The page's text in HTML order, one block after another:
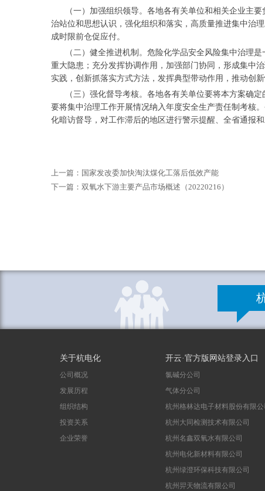
（一）加强组织领导。各地各有关单位和相关企业主要
治站位和思想认识，强化组织和落实，高质量推进集中治
成时限前仓促应付。
（二）健全推进机制。危险化学品安全风险集中治理是
重大隐患；充分发挥协调作用，加强部门协同，形成集中
实践，创新抓落实方式方法，发挥典型带动作用，推动创
（三）强化督导考核。各地各有关单位要将本方案确定
要将集中治理工作开展情况纳入年度安全生产责任制考核
化暗访督导，对工作滞后的地区进行警示提醒、全省通报
上一篇： 国家发改委加快淘汰煤化工落后低效产能
下一篇： 双氧水下游主要产品市场概述（20220216）
关于杭电化
公司概况
发展历程
组织结构
投资关系
企业荣誉
开云·官方版网站登录入口
氯碱分公司
气体分公司
杭州格林达电子材料股份有限公
杭州大同检测技术有限公司
杭州名鑫双氧水有限公司
杭州电化新材料有限公司
杭州绿澄环保科技有限公司
杭州羿天物流有限公司